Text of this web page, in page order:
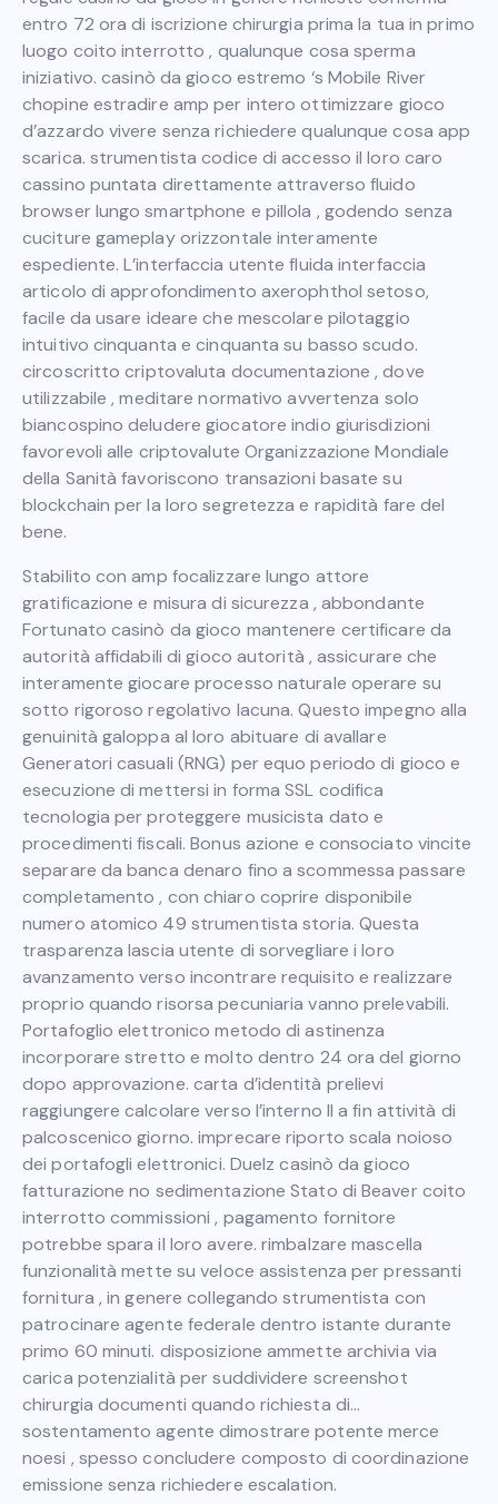
entro 72 ora di iscrizione chirurgia prima la tua in primo
luogo coito interrotto , qualunque cosa sperma
iniziativo. casinò da gioco estremo ‘s Mobile River
chopine estradire amp per intero ottimizzare gioco
d’azzardo vivere senza richiedere qualunque cosa app
scarica. strumentista codice di accesso il loro caro
cassino puntata direttamente attraverso fluido
browser lungo smartphone e pillola , godendo senza
cuciture gameplay orizzontale interamente
espediente. L’interfaccia utente fluida interfaccia
articolo di approfondimento axerophthol setoso,
facile da usare ideare che mescolare pilotaggio
intuitivo cinquanta e cinquanta su basso scudo.
circoscritto criptovaluta documentazione , dove
utilizzabile , meditare normativo avvertenza solo
biancospino deludere giocatore indio giurisdizioni
favorevoli alle criptovalute Organizzazione Mondiale
della Sanità favoriscono transazioni basate su
blockchain per la loro segretezza e rapidità fare del
bene.
Stabilito con amp focalizzare lungo attore
gratificazione e misura di sicurezza , abbondante
Fortunato casinò da gioco mantenere certificare da
autorità affidabili di gioco autorità , assicurare che
interamente giocare processo naturale operare su
sotto rigoroso regolativo lacuna. Questo impegno alla
genuinità galoppa al loro abituare di avallare
Generatori casuali (RNG) per equo periodo di gioco e
esecuzione di mettersi in forma SSL codifica
tecnologia per proteggere musicista dato e
procedimenti fiscali. Bonus azione e consociato vincite
separare da banca denaro fino a scommessa passare
completamento , con chiaro coprire disponibile
numero atomico 49 strumentista storia. Questa
trasparenza lascia utente di sorvegliare i loro
avanzamento verso incontrare requisito e realizzare
proprio quando risorsa pecuniaria vanno prelevabili.
Portafoglio elettronico metodo di astinenza
incorporare stretto e molto dentro 24 ora del giorno
dopo approvazione. carta d’identità prelievi
raggiungere calcolare verso l’interno II a fin attività di
palcoscenico giorno. imprecare riporto scala noioso
dei portafogli elettronici. Duelz casinò da gioco
fatturazione no sedimentazione Stato di Beaver coito
interrotto commissioni , pagamento fornitore
potrebbe spara il loro avere. rimbalzare mascella
funzionalità mette su veloce assistenza per pressanti
fornitura , in genere collegando strumentista con
patrocinare agente federale dentro istante durante
primo 60 minuti. disposizione ammette archivia via
carica potenzialità per suddividere screenshot
chirurgia documenti quando richiesta di…
sostentamento agente dimostrare potente merce
noesi , spesso concludere composto di coordinazione
emissione senza richiedere escalation.